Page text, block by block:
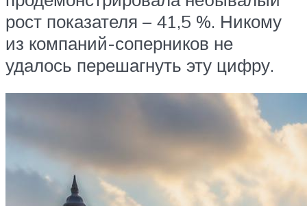
рост показателя – 41,5 %. Никому
из компаний-соперников не
удалось перешагнуть эту цифру.